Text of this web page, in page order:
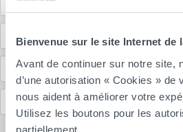
Bienvenue sur le site Internet de
Avant de continuer sur notre site,
d’une autorisation « Cookies » de
nous aident à améliorer votre
Utilisez les boutons pour les
partiellement.
Les manifestations sportives
Sportif·ve·s de haut niveau
Partenaires sportifs
Contact